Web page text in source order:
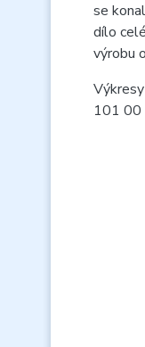
se
dílo
výrobu
101 00